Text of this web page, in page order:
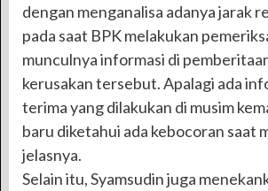
dengan menganalisa adanya jarak
pada saat BPK melakukan
munculnya informasi di
kerusakan tersebut. Apalagi ada
terima yang dilakukan di musim
baru diketahui ada kebocoran saat
jelasnya.
Selain itu, Syamsudin juga